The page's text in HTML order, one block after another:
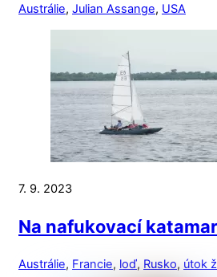
Austrálie, Julian Assange, USA
7. 9. 2023
Na nafukovací
Austrálie, Francie, loď, Rusko, útok